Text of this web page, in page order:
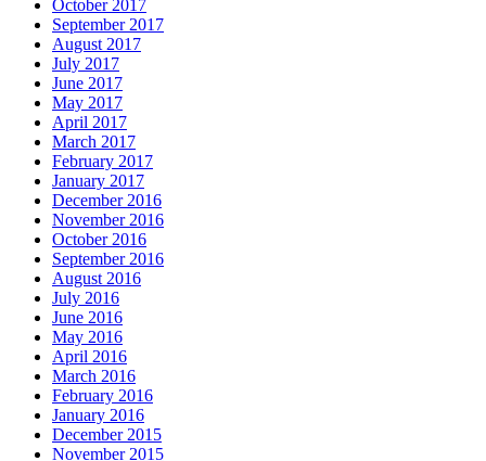
October 2017
September 2017
August 2017
July 2017
June 2017
May 2017
April 2017
March 2017
February 2017
January 2017
December 2016
November 2016
October 2016
September 2016
August 2016
July 2016
June 2016
May 2016
April 2016
March 2016
February 2016
January 2016
December 2015
November 2015